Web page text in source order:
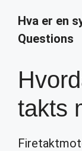
Hva er en
Questions
takts